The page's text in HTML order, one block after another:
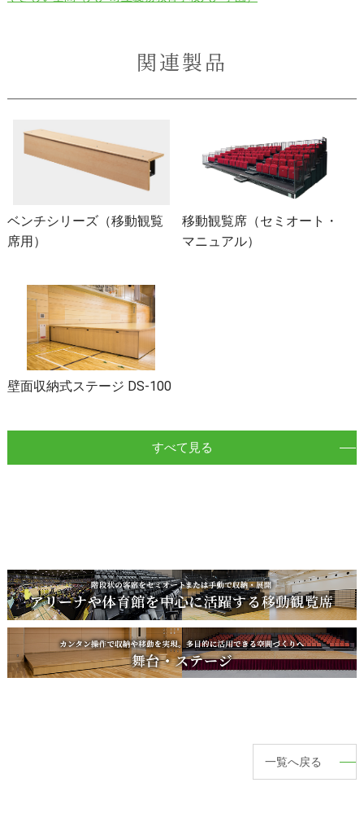
関連製品
ベンチシリーズ（移動観覧
席用）
移動観覧席（セミオート・
マニュアル）
壁面収納式ステージ DS-100
すべて見る
一覧へ戻る